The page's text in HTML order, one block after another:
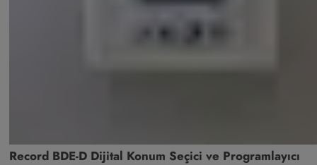
Record BDE-D Dijital Konum Seçici ve Programlayıcı